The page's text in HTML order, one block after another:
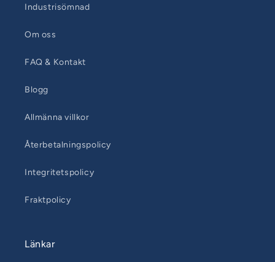
Industrisömnad
Om oss
FAQ & Kontakt
Blogg
Allmänna villkor
Återbetalningspolicy
Integritetspolicy
Fraktpolicy
Länkar